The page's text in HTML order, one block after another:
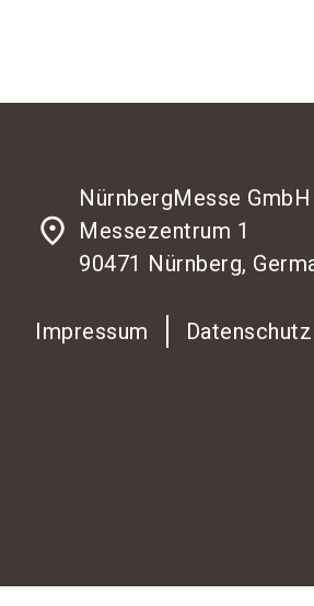
place
NürnbergMesse GmbH
Messezentrum 1
90471 Nürnberg,
Impressum Datenschutz